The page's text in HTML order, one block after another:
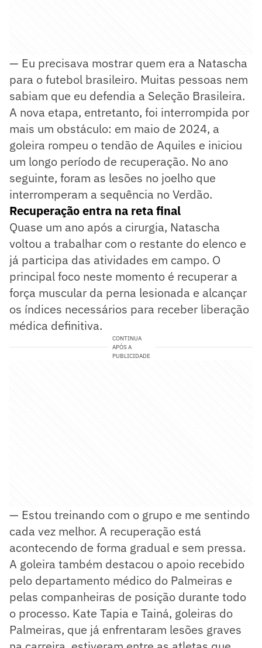
— Eu precisava mostrar quem era a Natascha
para o futebol brasileiro. Muitas pessoas nem
sabiam que eu defendia a Seleção Brasileira.
A nova etapa, entretanto, foi interrompida por
mais um obstáculo: em maio de 2024, a
goleira rompeu o tendão de Aquiles e iniciou
um longo período de recuperação. No ano
seguinte, foram as lesões no joelho que
interromperam a sequência no Verdão.
Recuperação entra na reta final
Quase um ano após a cirurgia, Natascha
voltou a trabalhar com o restante do elenco e
já participa das atividades em campo. O
principal foco neste momento é recuperar a
força muscular da perna lesionada e alcançar
os índices necessários para receber liberação
médica definitiva.
CONTINUA
APÓS A
PUBLICIDADE
— Estou treinando com o grupo e me sentindo
cada vez melhor. A recuperação está
acontecendo de forma gradual e sem pressa.
A goleira também destacou o apoio recebido
pelo departamento médico do Palmeiras e
pelas companheiras de posição durante todo
o processo. Kate Tapia e Tainá, goleiras do
Palmeiras, que já enfrentaram lesões graves